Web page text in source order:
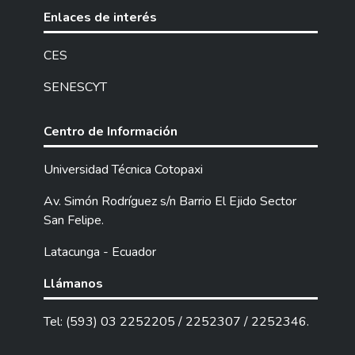
placer por aprender, y a su vez brindar un
aprendizaje significativo a cada uno de los
imprescindible hoy en día, de tal manera se
de calidad, a través de las aplicaciones
tecnológicas como, YouTube, la Pizarra
Online, GeoGebra, Genially, Vimeo, Padlet,
herramientas innovadoras se procura lograr
que los niños obtengan su formación
educativa de calidad con los recursos
mismos que se validó con dos profesores
con grado de magíster y tres docentes de
educación inicial especialistas en el tema de
Enlaces de interés
CES
SENESCYT
Centro de Información
Universidad Técnica Cotopaxi
Av. Simón Rodríguez s/n Barrio El Ejido Sector
San Felipe.
Latacunga - Ecuador
Llámanos
Tel: (593) 03 2252205 / 2252307 / 2252346.